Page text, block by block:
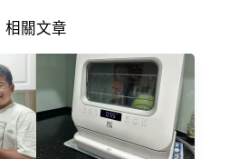
相關文章